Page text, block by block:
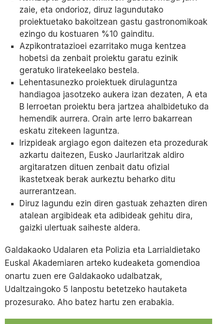
zaie, eta ondorioz, diruz lagundutako
proiektuetako bakoitzean gastu gastronomikoak
ezingo du kostuaren %10 gainditu.
Azpikontratazioei ezarritako muga kentzea
hobetsi da zenbait proiektu garatu ezinik
geratuko liratekeelako bestela.
Lehentasunezko proiektuek dirulaguntza
handiagoa jasotzeko aukera izan dezaten, A eta
B lerroetan proiektu bera jartzea ahalbidetuko da
hemendik aurrera. Orain arte lerro bakarrean
eskatu zitekeen laguntza.
Irizpideak argiago egon daitezen eta prozedurak
azkartu daitezen, Eusko Jaurlaritzak aldiro
argitaratzen dituen zenbait datu ofizial
ikastetxeak berak aurkeztu beharko ditu
aurrerantzean.
Diruz lagundu ezin diren gastuak zehazten diren
atalean argibideak eta adibideak gehitu dira,
gaizki ulertuak saiheste aldera.
Galdakaoko Udalaren eta Polizia eta Larrialdietako
Euskal Akademiaren arteko kudeaketa gomendioa
onartu zuen ere Galdakaoko udalbatzak,
Udaltzaingoko 5 lanpostu betetzeko hautaketa
prozesurako. Aho batez hartu zen erabakia.